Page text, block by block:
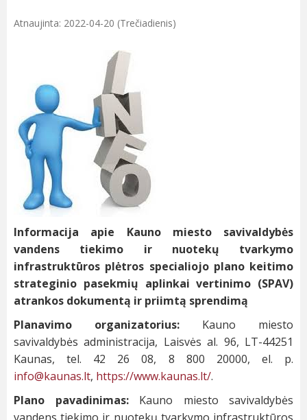
Atnaujinta: 2022-04-20 (Trečiadienis)
Informacija apie Kauno miesto savivaldybės
vandens tiekimo ir nuotekų tvarkymo
infrastruktūros plėtros specialiojo plano keitimo
strateginio pasekmių aplinkai vertinimo (SPAV)
atrankos dokumentą ir priimtą sprendimą
Planavimo organizatorius: Kauno miesto
savivaldybės administracija, Laisvės al. 96, LT-44251
Kaunas, tel. 42 26 08, 8 800 20000, el. p.
info@kaunas.lt, https://www.kaunas.lt/.
Plano pavadinimas:Kauno miesto savivaldybės